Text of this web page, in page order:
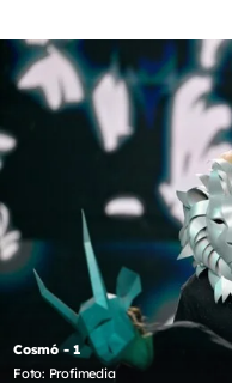
Cosmó - 1
Foto: Profimedia